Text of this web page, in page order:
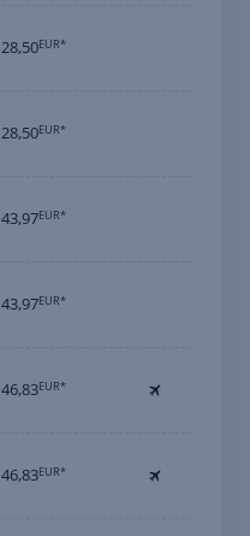
28,50EUR*
28,50EUR*
43,97EUR*
43,97EUR*
46,83EUR*
46,83EUR*